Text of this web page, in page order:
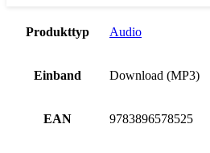
Produkttyp Audio
Einband Download (MP3)
EAN 9783896578525